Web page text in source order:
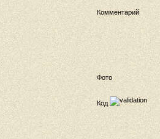
Комментарий
Фото
Код